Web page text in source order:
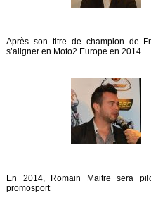
Après son titre de champion de
s’aligner en Moto2 Europe en 2014
En 2014, Romain Maitre sera
promosport